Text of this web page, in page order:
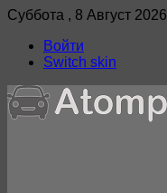
Суббота , 8 Август 2026
Войти
Switch skin